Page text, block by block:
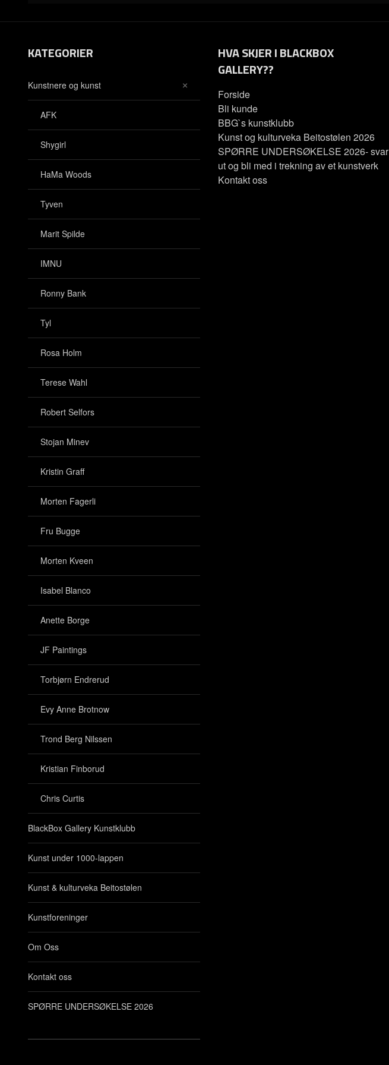
KATEGORIER
Kunstnere og kunst
AFK
Shygirl
HaMa Woods
Tyven
Marit Spilde
IMNU
Ronny Bank
Tyl
Rosa Holm
Terese Wahl
Robert Selfors
Stojan Minev
Kristin Graff
Morten Fagerli
Fru Bugge
Morten Kveen
Isabel Blanco
Anette Borge
JF Paintings
Torbjørn Endrerud
Evy Anne Brotnow
Trond Berg Nilssen
Kristian Finborud
Chris Curtis
BlackBox Gallery Kunstklubb
Kunst under 1000-lappen
Kunst & kulturveka Beitostølen
Kunstforeninger
Om Oss
Kontakt oss
SPØRRE UNDERSØKELSE 2026
HVA SKJER I BLACKBOX
GALLERY??
Forside
Bli kunde
BBG`s kunstklubb
Kunst og kulturveka Beitostølen 2026
SPØRRE UNDERSØKELSE 2026- svar
ut og bli med i trekning av et kunstverk
Kontakt oss